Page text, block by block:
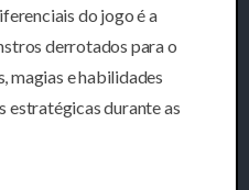
do jogo é a
derrotados para o
magias e habilidades
estratégicas durante as